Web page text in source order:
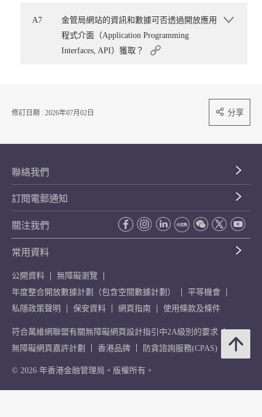
A7
金管局網站的資訊和數據可否透過開放應用
程式介面（Application Programming
Interfaces, API）獲取？
修訂日期 : 2026年07月02日 分享
聯絡我們
訂閱電郵通知
關注我們
常用資料
公開資料
無障礙瀏覽
年度整合開放數據計劃（包含空間數據計劃）
平等機會
私隱政策聲明
保安資料 網頁指南 使用條款及條件
符合萬維網聯盟有關無障礙網頁設計指引中2A級別的要求
無障礙網頁嘉許計劃
香港品牌 防貪諮詢服務(CPAS)
© 2026 年香港金融管理局。版權所有。